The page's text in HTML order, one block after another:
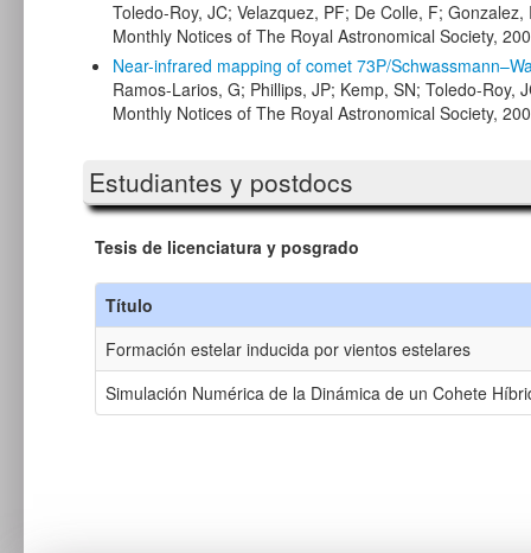
Toledo-Roy, JC; Velazquez, PF; De Colle, F;
Monthly Notices of The Royal Astronomical Society,
Near-infrared mapping of comet 73P/
Ramos-Larios, G; Phillips, JP; Kemp, SN; Toledo-Roy,
Monthly Notices of The Royal Astronomical Society,
Estudiantes y postdocs
Tesis de licenciatura y posgrado
Título
Formación estelar inducida por vientos estelares
Simulación Numérica de la Dinámica de un Cohete